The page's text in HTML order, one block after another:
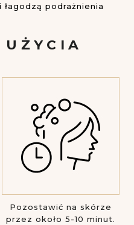
podrażnienia
UŻYCIA
Pozostawić na skórze
przez około 5-10 minut.